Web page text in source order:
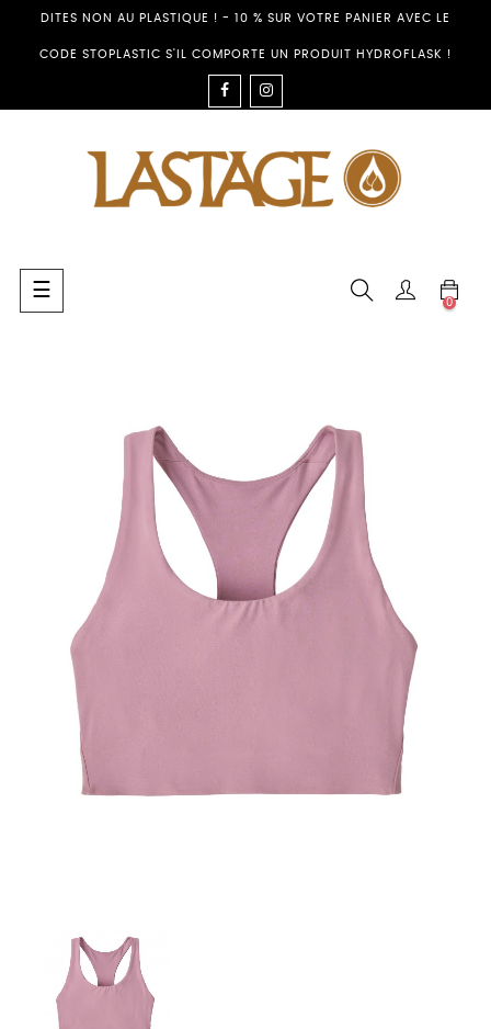
DITES NON AU PLASTIQUE ! - 10 % SUR VOTRE PANIER AVEC LE
CODE STOPLASTIC S'IL COMPORTE UN PRODUIT HYDROFLASK !
FACEBOOK
Basculer
la
☰
0